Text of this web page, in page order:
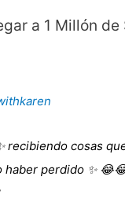
a 1 Millón de
recibiendo cosas
haber perdido ✨